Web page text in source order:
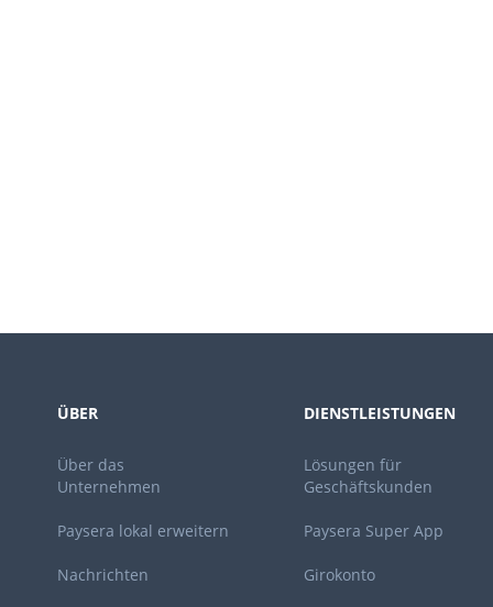
ÜBER
Über das
Unternehmen
Paysera lokal erweitern
Nachrichten
DIENSTLEISTUNGEN
Lösungen für
Geschäftskunden
Paysera Super App
Girokonto